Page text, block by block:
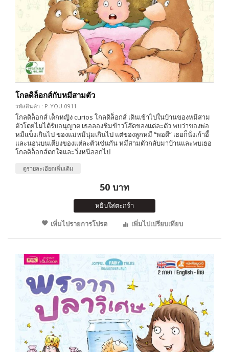
โกลดิล็อกส์กับหมีสามตัว
รหัสสินค้า : P-YOU-0911
โกลดิล็อกส์ เด็กหญิง curios โกลดิล็อกส์ เดินเข้าไปในบ้านของหมีสาม
ตัวโดยไม่ได้รับอนุญาต เธอลองชิมข้าวโอ๊ตของแต่ละตัว พบว่าของพ่อ
หมีแข็งเกินไป ของแม่หมีนุ่มเกินไป แต่ของลูกหมี “พอดี” เธอก็นั่งเก้าอี้
และนอนบนเตียงของแต่ละตัวเช่นกัน หมีสามตัวกลับมาบ้านและพบเธอ
โกลดิล็อกส์ตกใจและวิ่งหนีออกไป
ดูรายละเอียดเพิ่มเติม
50 บาท
หยิบใส่ตะกร้า
เพิ่มไปรายการโปรด
เพิ่มไปเปรียบเทียบ